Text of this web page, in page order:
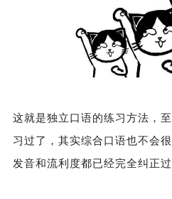
这就是独立口语的练习方法，
习过了，其实综合口语也不会
发音和流利度都已经完全纠正过